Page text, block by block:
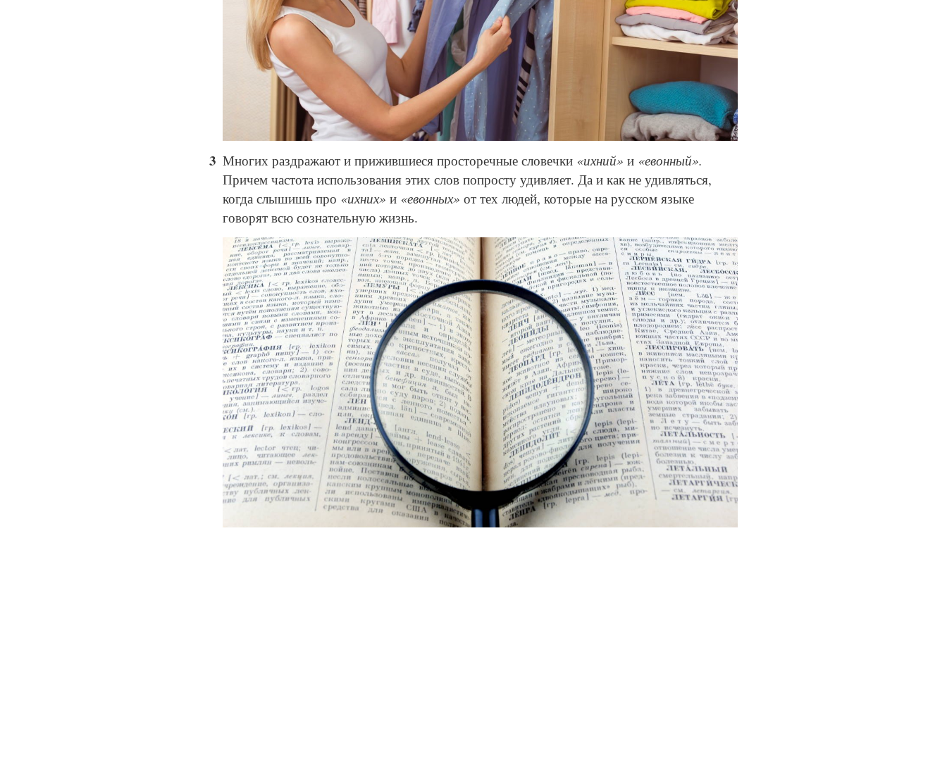
© Depositphotos
Многих раздражают и прижившиеся просторечные словечки «ихний» и «евонный».
Причем частота использования этих слов попросту удивляет. Да и как не удивляться,
когда слышишь про «ихних» и «евонных» от тех людей, которые на русском языке
говорят всю сознательную жизнь.
© Depositphotos